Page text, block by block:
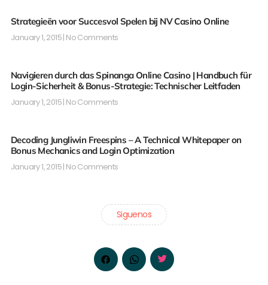
Strategieën voor Succesvol Spelen bij NV Casino Online
January 1, 2015 No Comments
Navigieren durch das Spinanga Online Casino | Handbuch für
Login-Sicherheit & Bonus-Strategie: Technischer Leitfaden
January 1, 2015 No Comments
Decoding Jungliwin Freespins – A Technical Whitepaper on
Bonus Mechanics and Login Optimization
January 1, 2015 No Comments
Siguenos